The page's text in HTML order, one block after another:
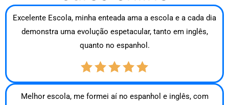
Excelente Escola, minha enteada ama a escola e a cada dia
demonstra uma evolução espetacular, tanto em inglês,
quanto no espanhol.
Melhor escola, me formei aí no espanhol e inglês, com